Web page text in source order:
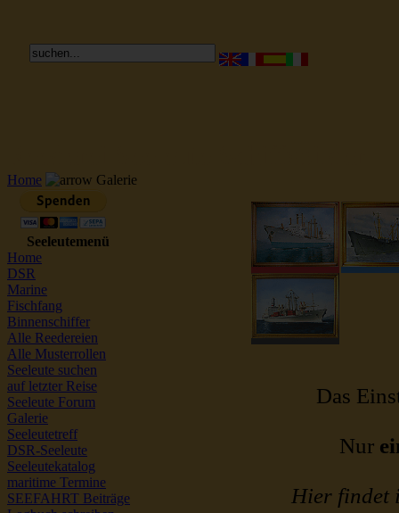
Home Galerie
Seeleutemenü
Home
DSR
Marine
Fischfang
Binnenschiffer
Alle Reedereien
Alle Musterrollen
Seeleute suchen
auf letzter Reise
Seeleute Forum
Galerie
Seeleutetreff
DSR-Seeleute
Seeleutekatalog
maritime Termine
SEEFAHRT Beiträge
Das
Nur
Hier findet